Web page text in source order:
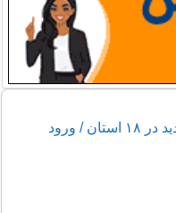
بارشهای پراکنده باران و وزش باد شدید در ۱۸ استان / ورود